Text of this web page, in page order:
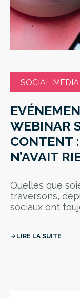
SOCIAL
WEBINAR
CONTENT
N’AVAIT
Quelles que
traversons,
sociaux ont
arrow_forward LIRE LA SUITE